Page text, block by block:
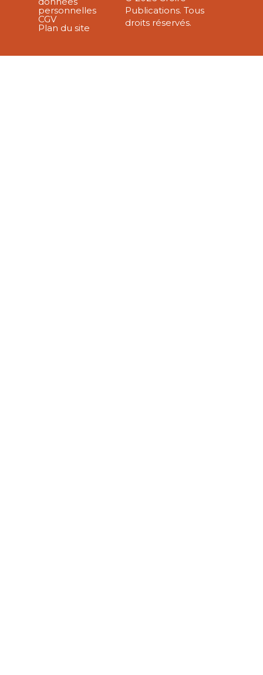
personnelles
CGV
Plan du site
Publications. Tous
droits réservés.